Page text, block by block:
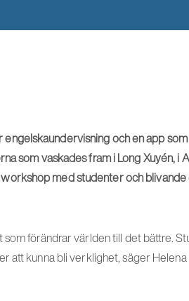
och en app
som vaskades fram i Long Xuyén, i
med studenter och
som förändrar världen till det bättre.
att kunna bli verklighet, säger